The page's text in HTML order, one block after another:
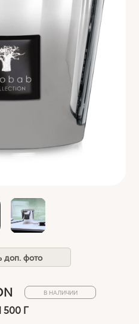
доп. фото
В НАЛИЧИИ
500 Г